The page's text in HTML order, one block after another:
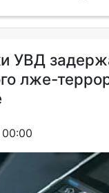
УВД
лже-
00:00